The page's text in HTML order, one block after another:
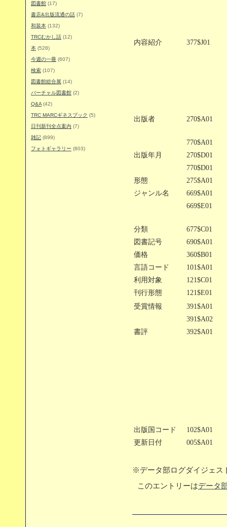
図書館 (17)
書店&出版流通の話 (7)
和装本 (132)
TRCむかし話 (12)
本 (528)
今週の一冊 (607)
検索 (107)
図書館総合展 (14)
バーチャル図書館 (2)
Q&A (42)
TRC MARCギネスブック (5)
日刊新刊全点案内 (7)
雑記 (899)
フォトギャラリー (803)
内容紹介 377$J01
出版者 270$A01
770$A01
出版年月
270$D01
770$D01
形態
275$A01
ジャンル名
669$A01
669$E01
分類
677$C01
図書記号
690$A01
価格
360$B01
言語コード
101$A01
利用対象
121$C01
刊行形態
121$E01
受賞情報
391$A01
391$A02
書評
392$A01
出版国コード
102$A01
更新日付
005$A01
※データ部ログダイジェス
このエントリーはデータ